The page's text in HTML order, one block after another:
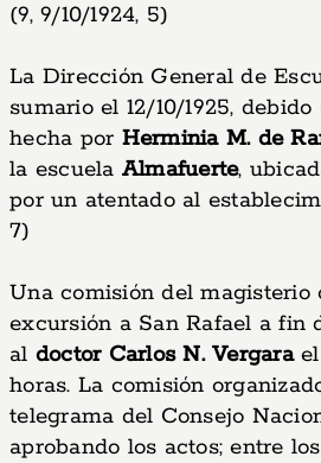
(9, 9/10/1924, 5)
La Dirección General de
sumario el 12/10/1925,
hecha por Herminia M. de
la escuela Almafuerte,
por un atentado al
7)
Una comisión del magisterio
excursión a San Rafael a fin
al doctor Carlos N. Vergarael
horas. La comisión
telegrama del Consejo
aprobando los actos; entre